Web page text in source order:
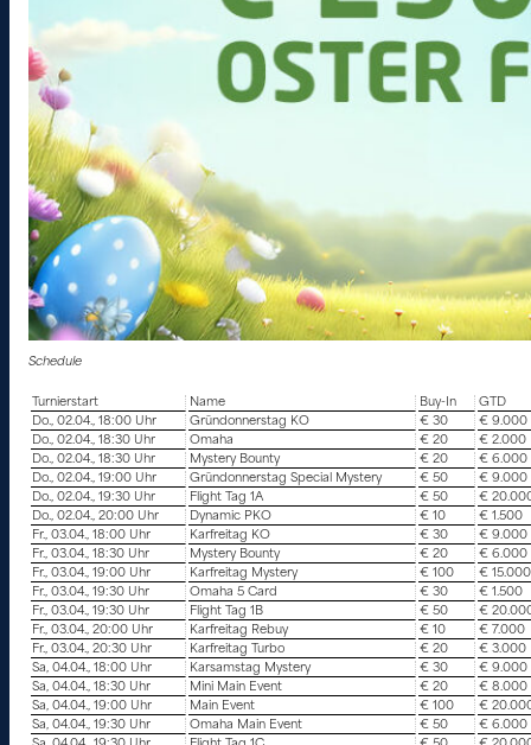
Schedule
Turnierstart Name Buy-In
GTD
Do., 02.04., 18:00 Uhr
Gründonnerstag KO € 30
€ 9.000
Do., 02.04., 18:30 Uhr
Omaha € 20
€ 2.000
Do., 02.04., 18:30 Uhr
Mystery Bounty € 20
€ 6.000
Do., 02.04., 19:00 Uhr
Gründonnerstag Special Mystery € 50
€ 9.000
Do., 02.04., 19:30 Uhr
Flight Tag 1A € 50
€
Do., 02.04., 20:00 Uhr
Dynamic PKO € 10
€ 1.500
Fr., 03.04., 18:00 Uhr
Karfreitag KO € 30
€ 9.000
Fr., 03.04., 18:30 Uhr
Mystery Bounty € 20
€ 6.000
Fr., 03.04., 19:00 Uhr
Karfreitag Mystery € 100
€ 15.000
Fr., 03.04., 19:30 Uhr
Omaha 5 Card € 30
€ 1.500
Fr., 03.04., 19:30 Uhr
Flight Tag 1B € 50
€
Fr., 03.04., 20:00 Uhr
Karfreitag Rebuy € 10
€ 7.000
Fr., 03.04., 20:30 Uhr
Karfreitag Turbo € 20
€ 3.000
Sa, 04.04., 18:00 Uhr
Karsamstag Mystery € 30
€ 9.000
Sa, 04.04., 18:30 Uhr
Mini Main Event € 20
€ 8.000
Sa, 04.04., 19:00 Uhr
Main Event € 100
€
Sa, 04.04., 19:30 Uhr
Omaha Main Event € 50
€ 6.000